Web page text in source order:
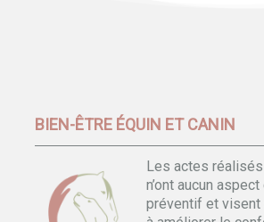
BIEN-ÊTRE ÉQUIN ET CANIN
Les actes
n’ont aucun
préventif et